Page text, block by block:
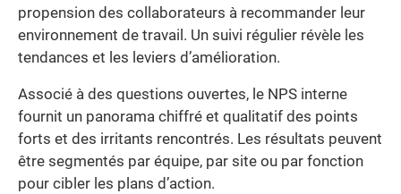
propension des collaborateurs à recommander leur
environnement de travail. Un suivi régulier révèle les
tendances et les leviers d’amélioration.
Associé à des questions ouvertes, le NPS interne
fournit un panorama chiffré et qualitatif des points
forts et des irritants rencontrés. Les résultats peuvent
être segmentés par équipe, par site ou par fonction
pour cibler les plans d’action.